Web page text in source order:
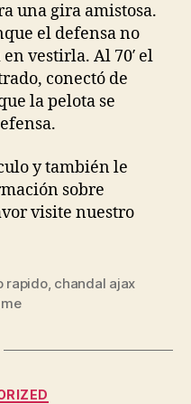
una gira amistosa.
el defensa no
vestirla. Al 70′ el
conectó de
la pelota se
y también le
sobre
visite nuestro
rapido, chandal ajax